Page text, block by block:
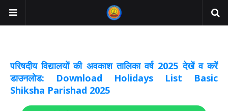
परिषदीय विद्यालयों की अवकाश तालिका वर्ष 2025 देखें व करें
डाउनलोड: Download Holidays List Basic
Shiksha Parishad 2025